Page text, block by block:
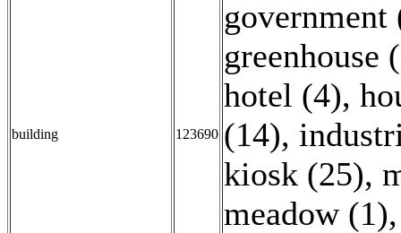
building 123690
government
greenhouse
hotel (4),
(14),
kiosk (25),
meadow (1)